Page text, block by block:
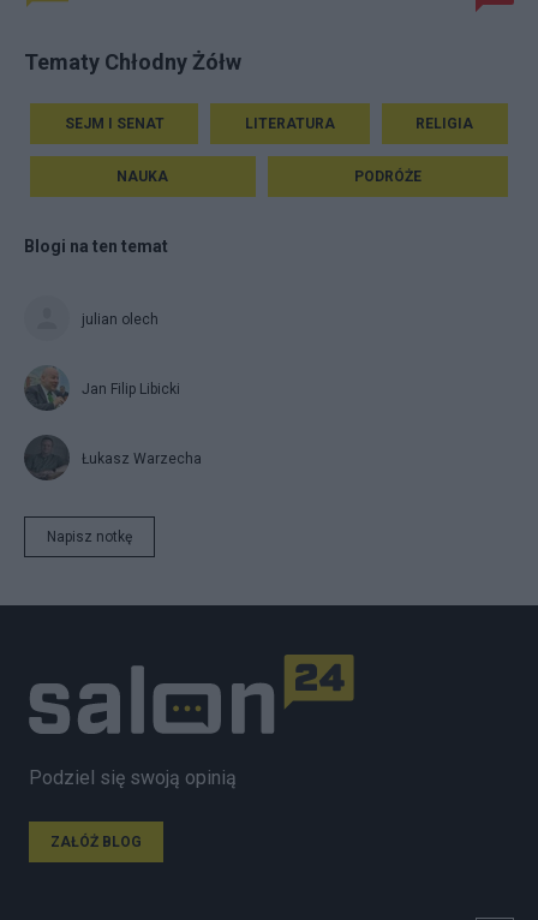
Tematy Chłodny Żółw
SEJM I SENAT LITERATURA RELIGIA
NAUKA PODRÓŻE
Blogi na ten temat
julian olech
Jan Filip Libicki
Łukasz Warzecha
Napisz notkę
Podziel się swoją opinią
ZAŁÓŻ BLOG